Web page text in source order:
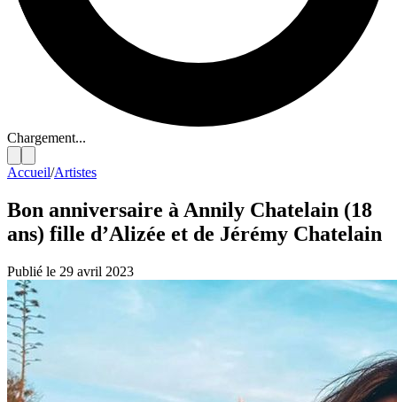
Chargement...
Accueil/Artistes
Bon anniversaire à Annily Chatelain (18
ans) fille d’Alizée et de Jérémy Chatelain
Publié le 29 avril 2023